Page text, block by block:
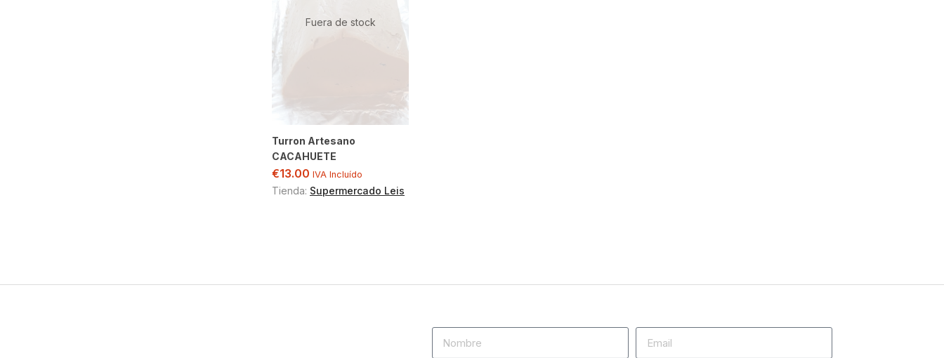
Fuera de stock
Turron Artesano
CACAHUETE
€13.00 IVA Incluído
Tienda: Supermercado Leis